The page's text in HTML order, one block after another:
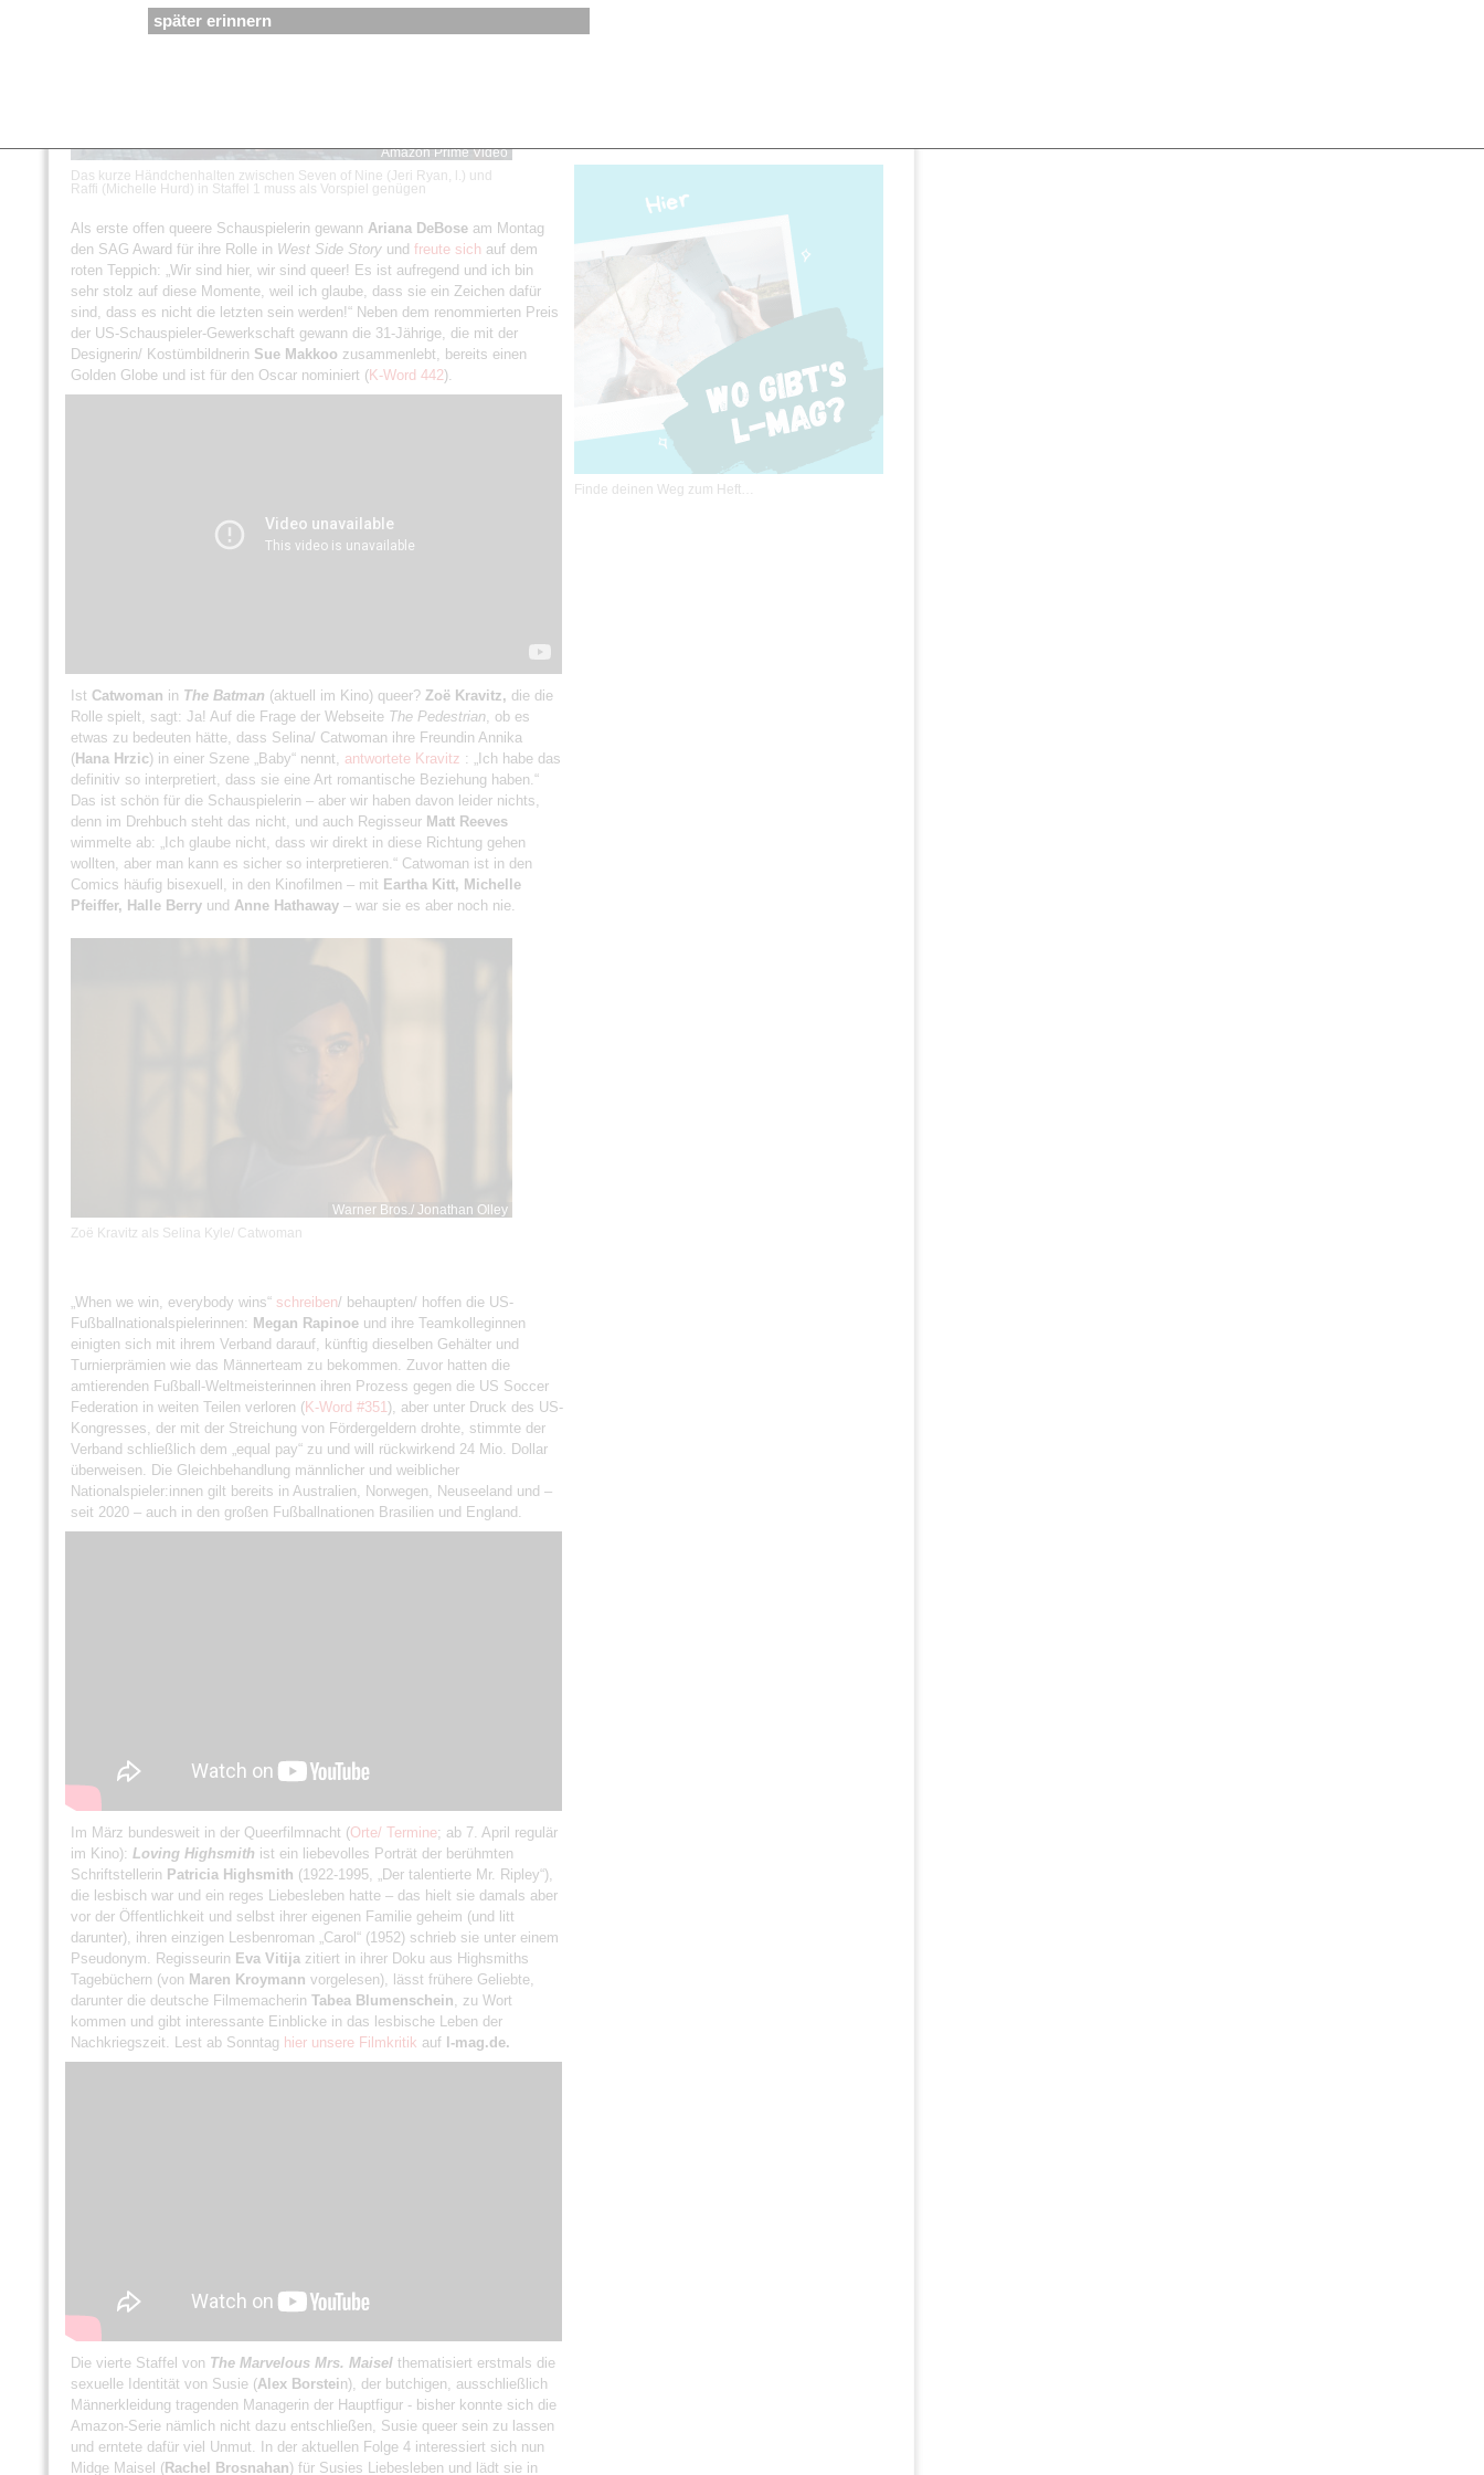
Amazon Prime Video
Das kurze Händchenhalten zwischen Seven of Nine (Jeri Ryan, l.) und
Raffi (Michelle Hurd) in Staffel 1 muss als Vorspiel genügen
Als erste offen queere Schauspielerin gewann Ariana DeBose am Montag
den SAG Award für ihre Rolle in West Side Story und freute sich auf dem
roten Teppich: „Wir sind hier, wir sind queer! Es ist aufregend und ich bin
sehr stolz auf diese Momente, weil ich glaube, dass sie ein Zeichen dafür
sind, dass es nicht die letzten sein werden!“ Neben dem renommierten Preis
der US-Schauspieler-Gewerkschaft gewann die 31-Jährige, die mit der
Designerin/ Kostümbildnerin Sue Makkoo zusammenlebt, bereits einen
Golden Globe und ist für den Oscar nominiert (K-Word 442).
Ist Catwoman in The Batman (aktuell im Kino) queer? Zoë Kravitz, die die
Rolle spielt, sagt: Ja! Auf die Frage der Webseite The Pedestrian, ob es
etwas zu bedeuten hätte, dass Selina/ Catwoman ihre Freundin Annika
( Hana Hrzic) in einer Szene „Baby“ nennt, antwortete Kravitz : „Ich habe das
definitiv so interpretiert, dass sie eine Art romantische Beziehung haben.“
Das ist schön für die Schauspielerin – aber wir haben davon leider nichts,
denn im Drehbuch steht das nicht, und auch Regisseur Matt Reeves
wimmelte ab: „Ich glaube nicht, dass wir direkt in diese Richtung gehen
wollten, aber man kann es sicher so interpretieren.“ Catwoman ist in den
Comics häufig bisexuell, in den Kinofilmen – mit Eartha Kitt, Michelle
Pfeiffer, Halle Berry und Anne Hathaway – war sie es aber noch nie.
Warner Bros./ Jonathan Olley
Zoë Kravitz als Selina Kyle/ Catwoman
„When we win, everybody wins“ schreiben/ behaupten/ hoffen die US-
Fußballnationalspielerinnen: Megan Rapinoe und ihre Teamkolleginnen
einigten sich mit ihrem Verband darauf, künftig dieselben Gehälter und
Turnierprämien wie das Männerteam zu bekommen. Zuvor hatten die
amtierenden Fußball-Weltmeisterinnen ihren Prozess gegen die US Soccer
Federation in weiten Teilen verloren (K-Word #351 ), aber unter Druck des US-
Kongresses, der mit der Streichung von Fördergeldern drohte, stimmte der
Verband schließlich dem „equal pay“ zu und will rückwirkend 24 Mio. Dollar
überweisen. Die Gleichbehandlung männlicher und weiblicher
Nationalspieler:innen gilt bereits in Australien, Norwegen, Neuseeland und –
seit 2020 – auch in den großen Fußballnationen Brasilien und England.
Im März bundesweit in der Queerfilmnacht (Orte/ Termine; ab 7. April regulär
im Kino): Loving Highsmith ist ein liebevolles Porträt der berühmten
Schriftstellerin Patricia Highsmith (1922-1995, „Der talentierte Mr. Ripley“),
die lesbisch war und ein reges Liebesleben hatte – das hielt sie damals aber
vor der Öffentlichkeit und selbst ihrer eigenen Familie geheim (und litt
darunter), ihren einzigen Lesbenroman „Carol“ (1952) schrieb sie unter einem
Pseudonym. Regisseurin Eva Vitija zitiert in ihrer Doku aus Highsmiths
Tagebüchern (von Maren Kroymann vorgelesen), lässt frühere Geliebte,
darunter die deutsche Filmemacherin Tabea Blumenschein , zu Wort
kommen und gibt interessante Einblicke in das lesbische Leben der
Nachkriegszeit. Lest ab Sonntag hier unsere Filmkritik auf l-mag.de.
Die vierte Staffel von The Marvelous Mrs. Maisel thematisiert erstmals die
sexuelle Identität von Susie (Alex Borstein), der butchigen, ausschließlich
Männerkleidung tragenden Managerin der Hauptfigur - bisher konnte sich die
Amazon-Serie nämlich nicht dazu entschließen, Susie queer sein zu lassen
und erntete dafür viel Unmut. In der aktuellen Folge 4 interessiert sich nun
Midge Maisel (Rachel Brosnahan) für Susies Liebesleben und lädt sie in
Finde deinen Weg zum Heft…
später erinnern